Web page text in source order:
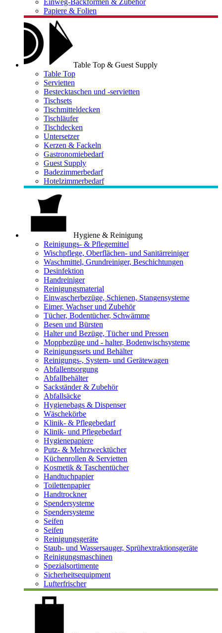
Einweg-Backformen & Zubehör
Papiere & Folien
Table Top & Guest Supply
Table Top
Servietten
Bestecktaschen und -servietten
Tischsets
Tischmitteldecken
Tischläufer
Tischdecken
Untersetzer
Kerzen & Fackeln
Gastronomiebedarf
Guest Supply
Badezimmerbedarf
Hotelzimmerbedarf
Hygiene & Reinigung
Reinigungs- & Pflegemittel
Wischpflege, Oberflächen- und Sanitärreiniger
Waschmittel, Grundreiniger, Beschichtungen
Desinfektion
Handreiniger
Reinigungsmaterial
Einwascherbezüge, Schienen, Stangensysteme
Eimer, Wachser und Zubehör
Tücher, Bodentücher, Schwämme
Besen und Bürsten
Halter und Bezüge, Tücher und Pressen
Moppbezüge und - halter, Bodenwischsysteme
Reinigungssets und Behälter
Reinigungs-, System- und Gerätewagen
Abfallentsorgung
Abfallbehälter
Sackständer & Zubehör
Abfallsäcke
Hygienebags & Dispenser
Wäschekörbe
Klinik- & Pflegebedarf
Klinik- und Pflegebedarf
Hygienepapiere
Putz- & Mehrzwecktücher
Küchenrollen & Servietten
Kosmetik & Taschentücher
Handtuchpapier
Toilettenpapier
Handtrockner
Spendersysteme
Spendersysteme
Seifen
Seifen
Reinigungsgeräte
Staub- und Wassersauger, Sprühextraktionsgeräte
Reinigungsmaschinen
Spezialsortimente
Sicherheitsequipment
Lufterfrischer